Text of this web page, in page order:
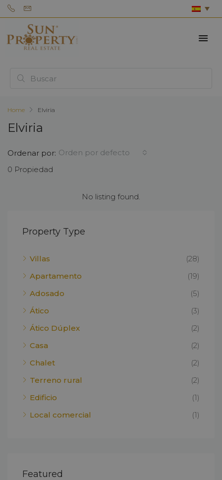
Home Elviria
Elviria
0 Propiedad
Ordenar por: Orden por defecto
No listing found.
Property Type
Villas
(28)
Apartamento
(19)
Adosado
(5)
Ático
(3)
Ático Dúplex
(2)
Casa
(2)
Chalet
(2)
Terreno rural
(2)
Edificio
(1)
Local comercial
(1)
Featured